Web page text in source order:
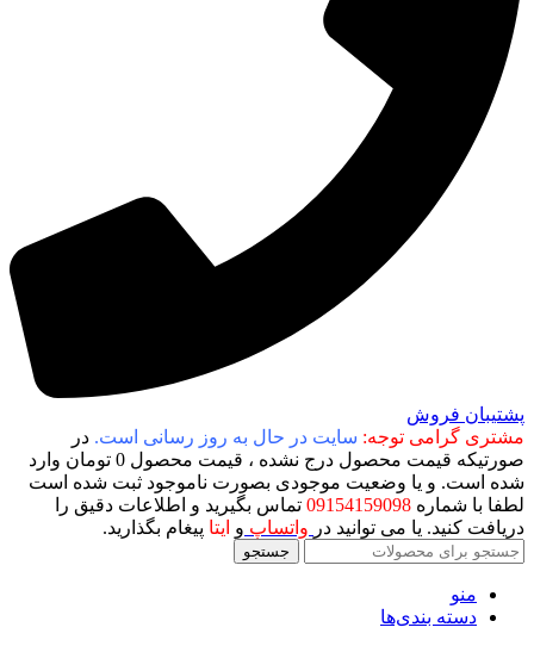
پشتیبان فروش
مشتری گرامی توجه: سایت در حال به روز رسانی است. در
صورتیکه قیمت محصول درج نشده ، قیمت محصول 0 تومان وارد
شده است. و یا وضعیت موجودی بصورت ناموجود ثبت شده است
لطفا با شماره 09154159098 تماس بگیرید و اطلاعات دقیق را
دریافت کنید. یا می توانید در واتساپ و ایتا پیغام بگذارید.
جستجو
منو
دسته بندی‌ها